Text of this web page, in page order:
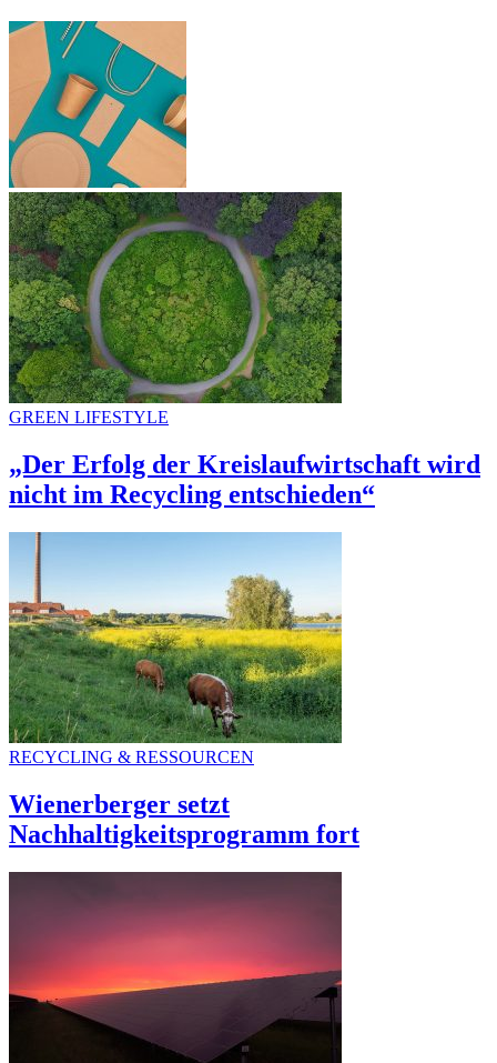
GREEN LIFESTYLE
„Der Erfolg der Kreislaufwirtschaft wird
nicht im Recycling entschieden“
RECYCLING & RESSOURCEN
Wienerberger setzt
Nachhaltigkeitsprogramm fort